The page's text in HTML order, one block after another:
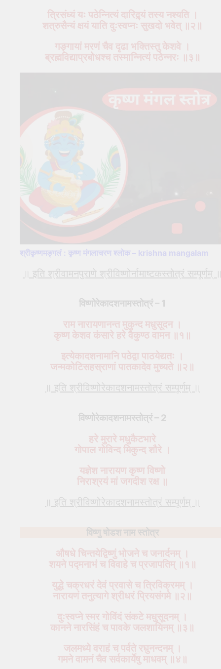
त्रिसंध्यं यः पठेन्नित्यं दारिद्र्यं तस्य नश्यति ।
शत्रुसैन्यं क्षयं याति दुःस्वप्नः सुखदो भवेत् ॥२॥
गङ्गायां मरणं चैव दृढा भक्तिस्तु केशवे ।
ब्रह्मविद्याप्रबोधश्च तस्मान्नित्यं पठेन्नरः ॥३॥
श्रीकृष्णमङ्गलं : कृष्ण मंगलाचरण श्लोक – krishna mangalam
॥ इति श्रीवामनपुराणे श्रीविष्णोर्नामाष्टकस्तोत्रं सम्पूर्णम्
विष्णोरेकादशनामस्तोत्रं – 1
राम नारायणानन्त मुकुन्द मधुसूदन ।
कृष्ण केशव कंसारे हरे वैकुण्ठ वामन ॥१॥
इत्येकादशनामानि पठेद्वा पाठयेद्यतः ।
जन्मकोटिसहस्राणां पातकादेव मुच्यते ॥२॥
॥ इति श्रीविष्णोरेकादशनामस्तोत्रं सम्पूर्णम् ॥
विष्णोरेकादशनामस्तोत्रं – 2
हरे मुरारे मधुकैटभारे
गोपाल गोविन्द मिकुन्द शौरे ।
यज्ञेश नारायण कृष्ण विष्णो
निराश्रयं मां जगदीश रक्ष ॥
॥ इति श्रीविष्णोरेकादशनामस्तोत्रं सम्पूर्णम् ॥
विष्णु षोडश नाम स्तोत्र
औषधे चिन्तयेद्विष्णुं भोजने च जनार्दनम् ।
शयने पद्मनाभं च विवाहे च प्रजापतिम् ॥१॥
युद्धे चक्रधरं देवं प्रवासे च त्रिविक्रमम् ।
नारायणं तनुत्यागे श्रीधरं प्रियसंगमे ॥२॥
दुःस्वप्ने स्मर गोविंदं संकटे मधुसूदनम् ।
कानने नारसिंहं च पावके जलशायिनम् ॥३॥
जलमध्ये वराहं च पर्वते रघुनन्दनम् ।
गमने वामनं चैव सर्वकार्येषु माधवम् ॥४॥